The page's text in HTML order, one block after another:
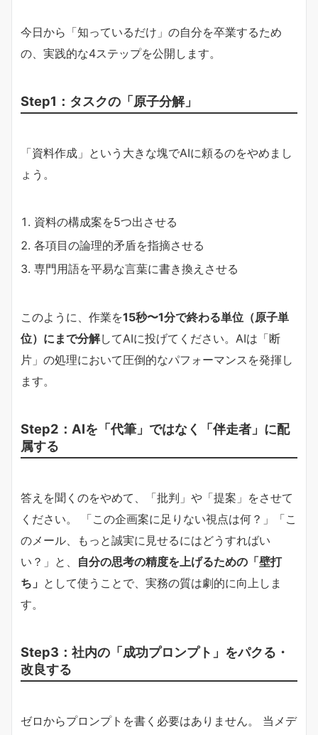
今日から「知っているだけ」の自分を卒業するため
の、実践的な4ステップを公開します。
Step1：タスクの「原子分解」
「資料作成」という大きな塊でAIに頼るのをやめまし
ょう。
資料の構成案を5つ出させる
各項目の論理的矛盾を指摘させる
専門用語を平易な言葉に書き換えさせる
このように、作業を15秒〜1分で終わる単位（原子単
位）にまで分解してAIに投げてください。AIは「断
片」の処理において圧倒的なパフォーマンスを発揮し
ます。
Step2：AIを「代筆」ではなく「伴走者」に配
属する
答えを聞くのをやめて、「批判」や「提案」をさせて
ください。 「この企画案に足りない視点は何？」「こ
のメール、もっと誠実に見せるにはどうすればい
い？」と、 自分の思考の精度を上げるための「壁打
ち」 として使うことで、実務の質は劇的に向上しま
す。
Step3：社内の「成功プロンプト」をパクる・
改良する
ゼロからプロンプトを書く必要はありません。 当メデ